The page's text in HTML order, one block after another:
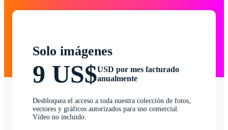
Solo imágenes
9 US$USD por mes facturado
anualmente
Desbloquea el acceso a toda nuestra colección de fotos,
vectores y gráficos autorizados para uso comercial.
Vídeo no incluido.